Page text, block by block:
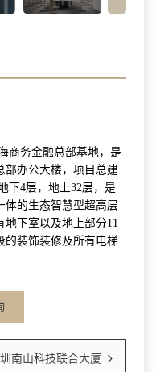
商务金融总部基地，是
部办公大楼，项目总建
下4层，地上32层，是
体的生态智慧型超高层
地下室以及地上部分11
的装饰装修及所有电梯
南山科技联合大厦